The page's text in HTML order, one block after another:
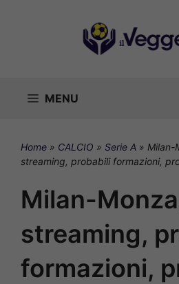
MENU
Home » CALCIO » Serie A » Milan-
streaming, probabili formazioni,
Milan-
streaming,
formazioni,